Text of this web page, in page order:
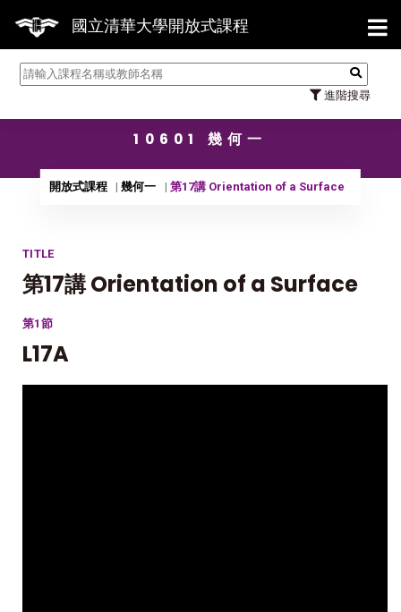
國立清華大學開放式課程
進階搜尋
【
10601 幾何一
開放式課程 幾何一 第17講 Orientation of a Surface
TITLE
第17講 Orientation of a Surface
第1節
L17A